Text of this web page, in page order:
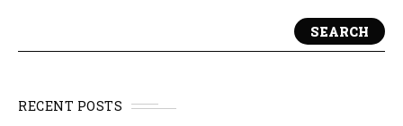
SEARCH
RECENT POSTS